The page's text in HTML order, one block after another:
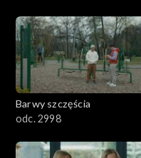
2901-3000
2801–2900
2701–2800
Barwy szczęścia
odc. 2998